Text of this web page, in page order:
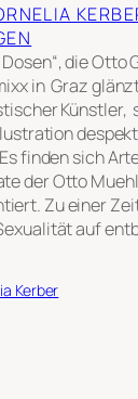
die Otto
in Graz
Künstler,
finden sich
der Otto Muehl
Zu einer
auf
Kerber